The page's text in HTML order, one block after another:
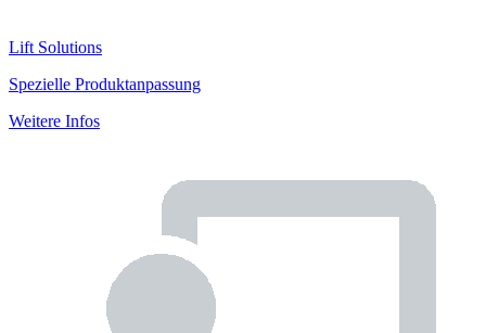
Lift Solutions
Spezielle Produktanpassung
Weitere Infos